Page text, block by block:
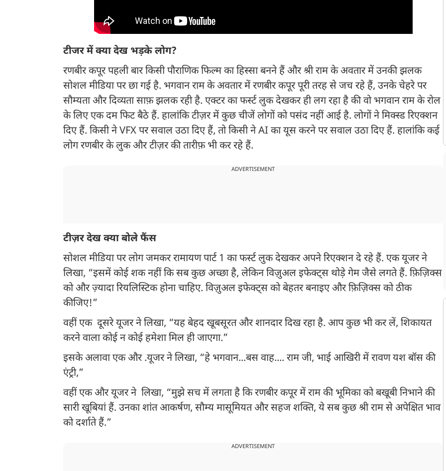
टीजर में क्या देख भड़के लोग?
रणबीर कपूर पहली बार किसी पौराणिक फिल्म का हिस्सा बनने हैं और श्री राम के अवतार में उनकी झलक
सोशल मीडिया पर छा गई है. भगवान राम के अवतार में रणबीर कपूर पूरी तरह से जच रहे हैं, उनके चेहरे पर
सौम्यता और दिव्यता साफ़ झलक रही है. एक्टर का फर्स्ट लुक देखकर ही लग रहा है की वो भगवान राम के रोल
के लिए एक दम फिट बैठे हैं. हालांकि टीज़र में कुछ चीजें लोगों को पसंद नहीं आई है. लोगों ने मिक्स्ड रिएक्शन
दिए हैं. किसी ने VFX पर सवाल उठा दिए हैं, तो किसी ने AI का यूस करने पर सवाल उठा दिए हैं. हालांकि कई
लोग रणबीर के लुक और टीज़र की तारीफ़ भी कर रहे हैं.
ADVERTISEMENT
टीज़र देख क्या बोले फैंस
सोशल मीडिया पर लोग जमकर रामायण पार्ट 1 का फर्स्ट लुक देखकर अपने रिएक्शन दे रहे हैं. एक यूजर ने
लिखा, “इसमें कोई शक नहीं कि सब कुछ अच्छा है, लेकिन विज़ुअल इफेक्ट्स थोड़े गेम जैसे लगते हैं. फ़िज़िक्स
को और ज़्यादा रियलिस्टिक होना चाहिए. विज़ुअल इफेक्ट्स को बेहतर बनाइए और फ़िज़िक्स को ठीक
कीजिए!”
वहीं एक दूसरे यूजर ने लिखा, “यह बेहद खूबसूरत और शानदार दिख रहा है. आप कुछ भी कर लें, शिकायत
करने वाला कोई न कोई हमेशा मिल ही जाएगा.”
इसके अलावा एक और .यूजर ने लिखा, “हे भगवान...बस वाह.... राम जी, भाई आखिरी में रावण यश बॉस की
एंट्री,”
वहीं एक और यूजर ने लिखा, “मुझे सच में लगता है कि रणबीर कपूर में राम की भूमिका को बखूबी निभाने की
सारी खूबियां हैं. उनका शांत आकर्षण, सौम्य मासूमियत और सहज शक्ति, ये सब कुछ श्री राम से अपेक्षित भाव
को दर्शाते हैं.”
ADVERTISEMENT